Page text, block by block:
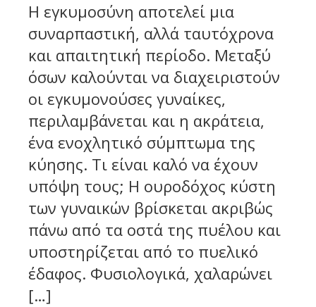
Η εγκυμοσύνη αποτελεί μια
συναρπαστική, αλλά ταυτόχρονα
και απαιτητική περίοδο. Μεταξύ
όσων καλούνται να διαχειριστούν
οι εγκυμονούσες γυναίκες,
περιλαμβάνεται και η ακράτεια,
ένα ενοχλητικό σύμπτωμα της
κύησης. Τι είναι καλό να έχουν
υπόψη τους; Η ουροδόχος κύστη
των γυναικών βρίσκεται ακριβώς
πάνω από τα οστά της πυέλου και
υποστηρίζεται από το πυελικό
έδαφος. Φυσιολογικά, χαλαρώνει
[…]